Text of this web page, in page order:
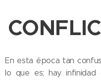
En esta época tan
lo que es; hay infinidad